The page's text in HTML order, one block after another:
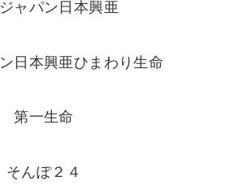
ャパン日本興亜
日本興亜ひまわり生命
第一生命
そんぽ２４